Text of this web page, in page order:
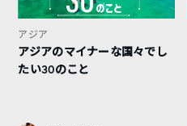
アジア
アジアのマイナーな国々でし
たい30のこと